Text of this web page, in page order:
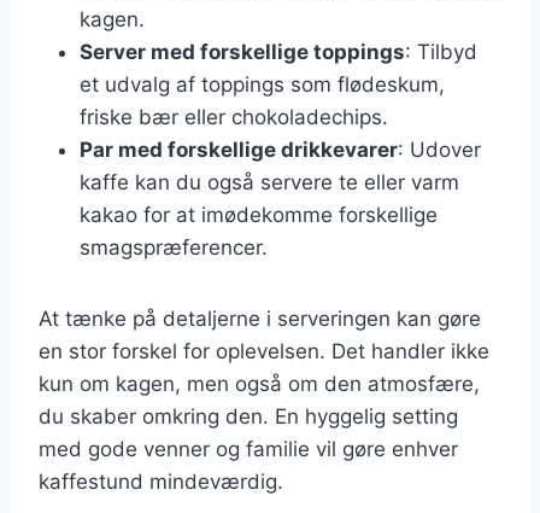
kagen.
Server med forskellige toppings: Tilbyd
et udvalg af toppings som flødeskum,
friske bær eller chokoladechips.
Par med forskellige drikkevarer: Udover
kaffe kan du også servere te eller varm
kakao for at imødekomme forskellige
smagspræferencer.
At tænke på detaljerne i serveringen kan gøre
en stor forskel for oplevelsen. Det handler ikke
kun om kagen, men også om den atmosfære,
du skaber omkring den. En hyggelig setting
med gode venner og familie vil gøre enhver
kaffestund mindeværdig.